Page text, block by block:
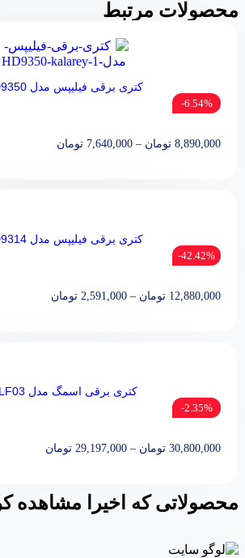
محصولات مرتبط
کتری برقی فیلیپس مدل HD9350
6.54%-
8,890,000 تومان –
7,640,000 تومان
کتری برقی فیلیپس مدل HD9314
42.42%-
12,880,000 تومان –
2,591,000 تومان
کتری برقی اسمگ مدل KLF03‎
2.35%-
30,800,000 تومان –
29,197,000 تومان
محصولاتی که اخیرا مشاهده